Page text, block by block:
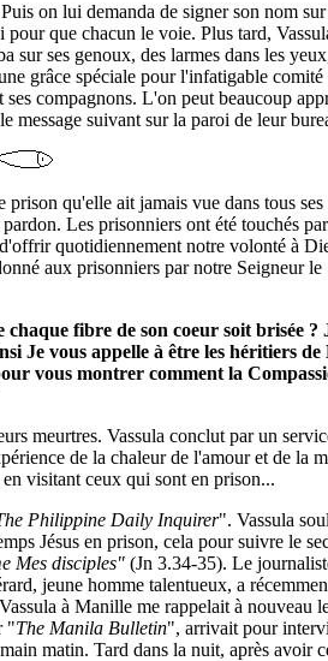
on lui demanda de signer son nom
que chacun le voie. Plus tard,
ses genoux, des larmes dans les
grâce spéciale pour l'infatigable
compagnons. L'on peut beaucoup
message suivant sur la paroi de leur
qu'elle ait jamais vue dans tous
Les prisonniers ont été touchés
quotidiennement notre volonté à
aux prisonniers par notre Seigneur
fibre de son coeur soit brisée ?
Je vous appelle à être les héritiers
vous montrer comment la
meurtres. Vassula conclut par un
de la chaleur de l'amour et de la
visitant ceux qui sont en prison...
Philippine Daily Inquirer". Vassula
Jésus en prison, cela pour suivre le
Mes disciples" (Jn 3.34-35). Le
jeune homme talentueux, a
à Manille me rappelait à nouveau
"The Manila Bulletin", arrivait pour
matin. Tard dans la nuit, après avoir